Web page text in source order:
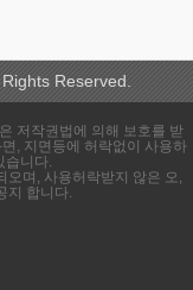
Reserved.
저작권법에 의해 보호를 받
, 지면등에 허락없이 사용하
습니다.
며, 사용허락받지 않은 오,
지 합니다.